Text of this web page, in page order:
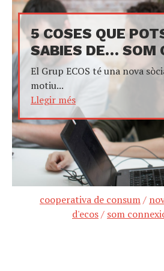
5 COSES QUE
SABIES DE… SOM
El Grup ECOS té una nova
motiu...
Llegir més
cooperativa de consum/
d'ecos/ som